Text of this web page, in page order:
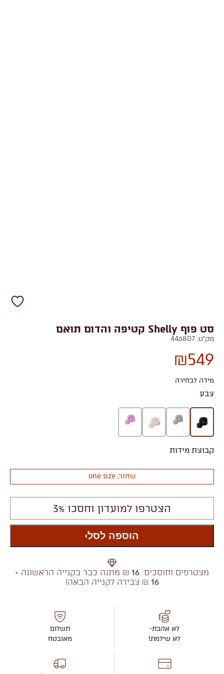
סט פוף Shelly קטיפה והדום תואם
מק"ט: 446807
₪549
מידה לבחירה
שחור, one size
צבע
קבוצת מידות
הצטרפו למועדון וחסכו 3%
הוספה לסל
מצטרפים וחוסכים: 16 ₪ מתנה כבר בקנייה הראשונה +
16 ₪ צבירה לקנייה הבאה!
לא אהבת-
לא שילמת!
תשלום
מאובטח